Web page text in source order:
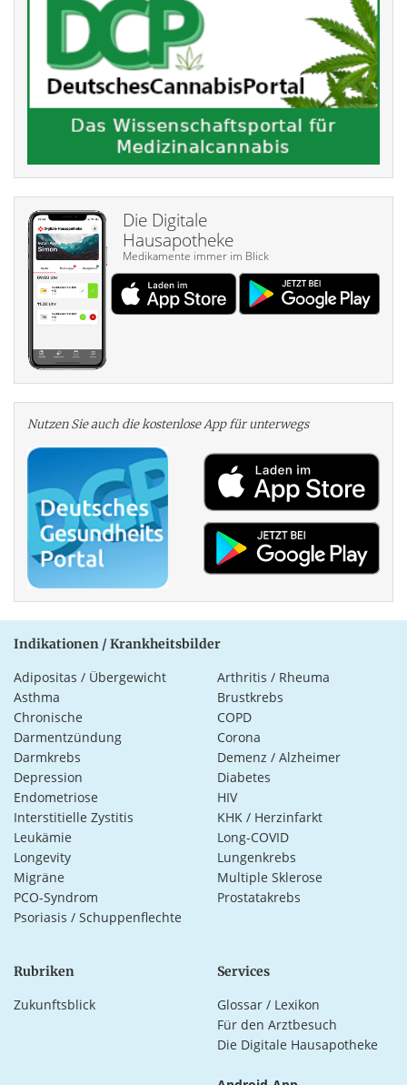
Die Digitale
Hausapotheke
Medikamente immer im Blick
Nutzen Sie auch die kosten­lose App für unterwegs
Indikationen / Krankheitsbilder
Adipositas / Übergewicht
Arthritis / Rheuma
Asthma
Brustkrebs
Chronische
Darmentzündung
COPD
Corona
Darmkrebs
Demenz / Alzheimer
Depression
Diabetes
Endometriose
HIV
Interstitielle Zystitis
KHK / Herzinfarkt
Leukämie
Long-COVID
Longevity
Lungenkrebs
Migräne
Multiple Sklerose
PCO-Syndrom
Prostatakrebs
Psoriasis / Schuppenflechte
Rubriken
Zukunftsblick
Services
Glossar / Lexikon
Für den Arztbesuch
Die Digitale Hausapotheke